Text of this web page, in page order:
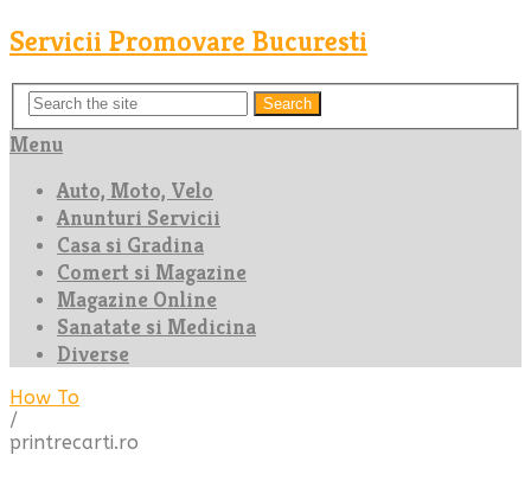
Servicii Promovare Bucuresti
Search
Menu
Auto, Moto, Velo
Anunturi Servicii
Casa si Gradina
Comert si Magazine
Magazine Online
Sanatate si Medicina
Diverse
How To
/
printrecarti.ro